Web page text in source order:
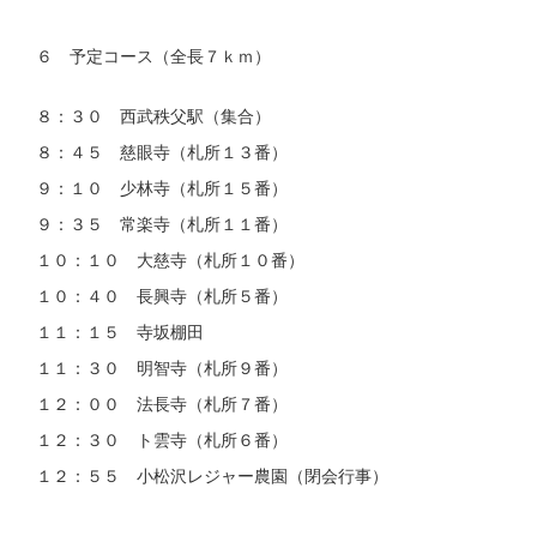
６ 予定コース（全長７ｋｍ）
８：３０ 西武秩父駅（集合）
８：４５ 慈眼寺（札所１３番）
９：１０ 少林寺（札所１５番）
９：３５ 常楽寺（札所１１番）
１０：１０ 大慈寺（札所１０番）
１０：４０ 長興寺（札所５番）
１１：１５ 寺坂棚田
１１：３０ 明智寺（札所９番）
１２：００ 法長寺（札所７番）
１２：３０ ト雲寺（札所６番）
１２：５５ 小松沢レジャー農園（閉会行事）